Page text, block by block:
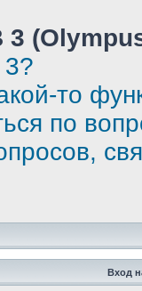
3
3?
то
по
Вход